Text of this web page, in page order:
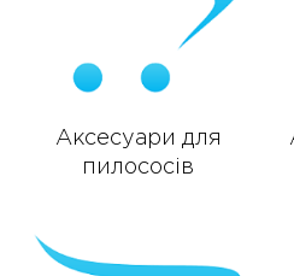
Аксесуари для
пилососів